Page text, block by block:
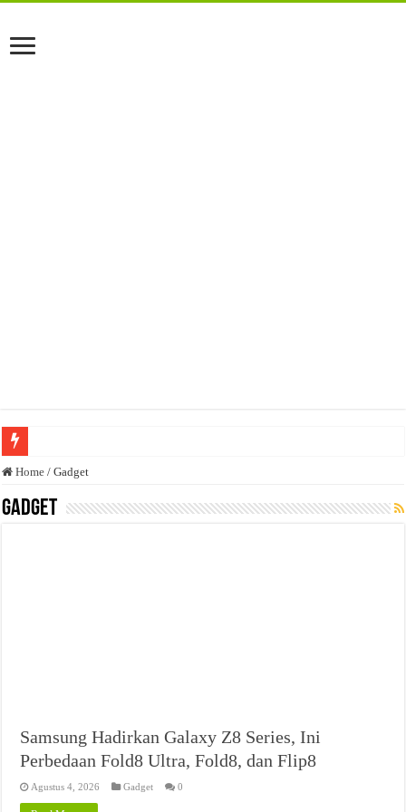
Anda butuh promosi usaha? Kontak ke Email redaksi@bisnisnasional.com
Dibutuhkan Wartawan. Lamaran di-email ke redaksi@bisnisnasional.com
Home / Gadget
Gadget
Samsung Hadirkan Galaxy Z8 Series, Ini
Perbedaan Fold8 Ultra, Fold8, dan Flip8
Agustus 4, 2026 Gadget 0